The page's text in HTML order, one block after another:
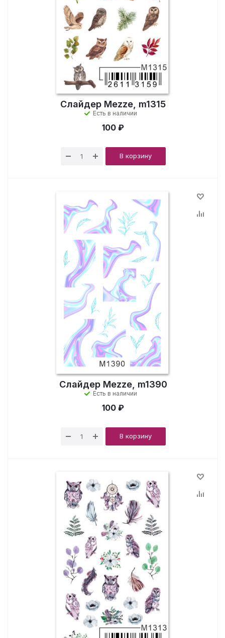
Слайдер Mezze, m1315
Есть в наличии
100 ₽
В корзину
Слайдер Mezze, m1390
Есть в наличии
100 ₽
В корзину